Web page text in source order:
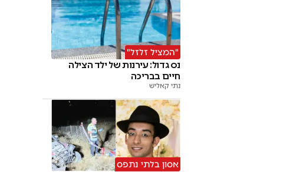
"המציל זלזל"
נס גדול: עירנות של ילד הצילה
חיים בבריכה
נתי קאליש
אסון בלתי נתפס